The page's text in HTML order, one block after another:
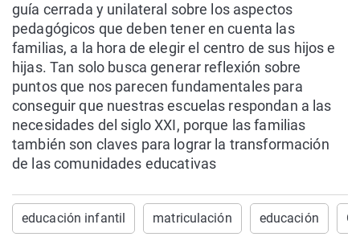
guía cerrada y unilateral sobre los aspectos
pedagógicos que deben tener en cuenta las
familias, a la hora de elegir el centro de sus hijos e
hijas. Tan solo busca generar reflexión sobre
puntos que nos parecen fundamentales para
conseguir que nuestras escuelas respondan a las
necesidades del siglo XXI, porque las familias
también son claves para lograr la transformación
de las comunidades educativas
educación infantil matriculación educación